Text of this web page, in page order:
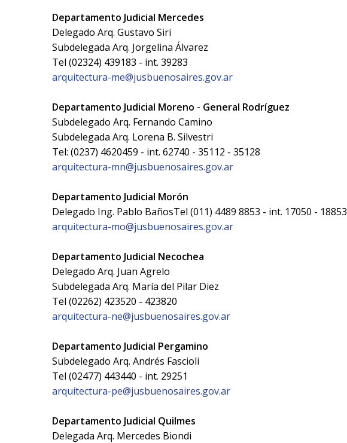
Departamento Judicial Mercedes
Delegado Arq. Gustavo Siri
Subdelegada Arq. Jorgelina Álvarez
Tel (02324) 439183 - int. 39283
arquitectura-me@jusbuenosaires.gov.ar
Departamento Judicial Moreno - General Rodríguez
Subdelegado Arq. Fernando Camino
Subdelegada Arq. Lorena B. Silvestri
Tel: (0237) 4620459 - int. 62740 - 35112 - 35128
arquitectura-mn@jusbuenosaires.gov.ar
Departamento Judicial Morón
Delegado Ing. Pablo BañosTel (011) 4489 8853 - int. 17050 - 18853
arquitectura-mo@jusbuenosaires.gov.ar
Departamento Judicial Necochea
Delegado Arq. Juan Agrelo
Subdelegada Arq. María del Pilar Diez
Tel (02262) 423520 - 423820
arquitectura-ne@jusbuenosaires.gov.ar
Departamento Judicial Pergamino
Subdelegado Arq. Andrés Fascioli
Tel (02477) 443440 - int. 29251
arquitectura-pe@jusbuenosaires.gov.ar
Departamento Judicial Quilmes
Delegada Arq. Mercedes Biondi